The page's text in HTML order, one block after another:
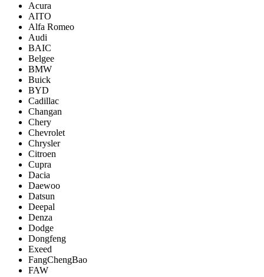
Acura
AITO
Alfa Romeo
Audi
BAIC
Belgee
BMW
Buick
BYD
Cadillac
Changan
Chery
Chevrolet
Chrysler
Citroen
Cupra
Dacia
Daewoo
Datsun
Deepal
Denza
Dodge
Dongfeng
Exeed
FangChengBao
FAW